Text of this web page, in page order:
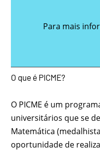
Para mais
O que é PICME?
O PICME é um
universitários que se
Matemática
oportunidade de